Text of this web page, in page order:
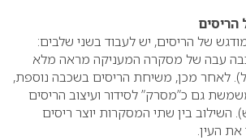
של הריסים, יש לעבוד בשני שלבים:
עבה של מסקרה המעניקה מראה מלא
לאחר מכן, משיחת הריסים בשכבה נוספת,
גם כ”מסרק” לסידור ועיצוב הריסים
השילוב בין שתי המסקרות יוצר ריסים
את העין.